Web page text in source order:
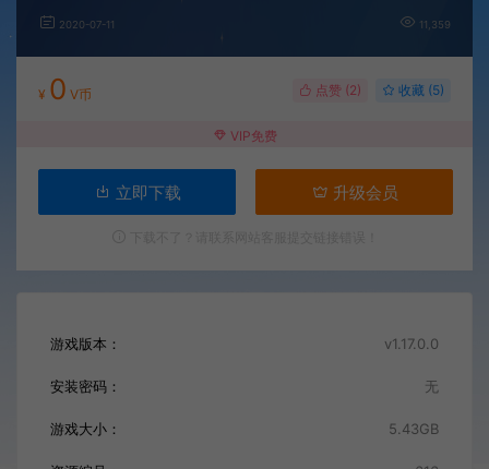
2020-07-11 11,359
¥ 0 V币 点赞 (2) 收藏 (5)
VIP免费
立即下载 升级会员
游戏版本： v1.17.0.0
安装密码： 无
游戏大小： 5.43GB